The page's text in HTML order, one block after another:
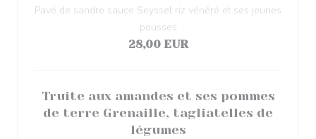
Pavé de sandre sauce Seyssel riz vénéré et ses jeunes
pousses
28,00 EUR
Truite aux amandes et ses pommes
de terre Grenaille, tagliatelles de
légumes